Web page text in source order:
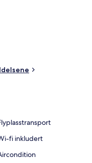
og 10 minutter å gå
fi inkludert